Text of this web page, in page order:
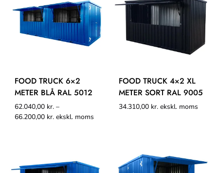
FOOD TRUCK 6×2
METER BLÅ RAL 5012
62.040,00 kr. –
66.200,00 kr. ekskl. moms
FOOD TRUCK 4×2 XL
METER SORT RAL 9005
34.310,00 kr. ekskl. moms